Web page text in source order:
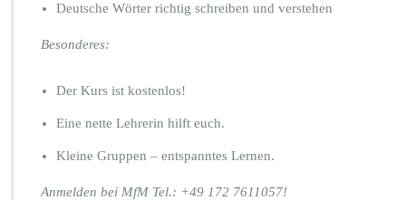
Deutsche Wörter richtig schreiben und verstehen
Besonderes:
Der Kurs ist kostenlos!
Eine nette Lehrerin hilft euch.
Kleine Gruppen – entspanntes Lernen.
Anmelden bei MfM Tel.: +49 172 7611057!